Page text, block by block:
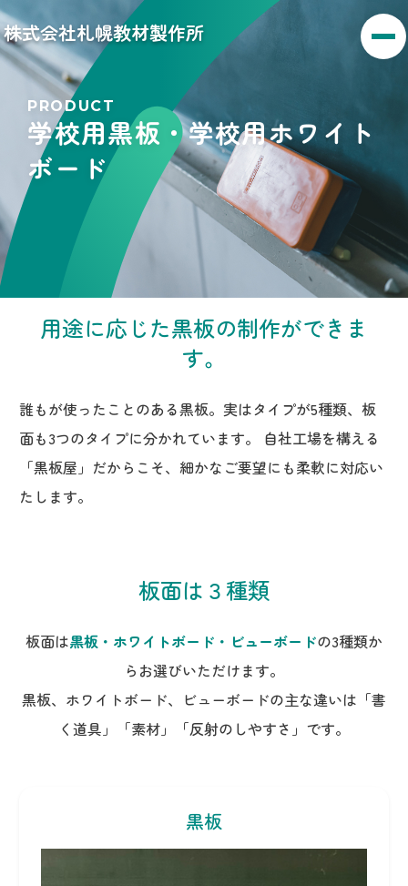
株式会社札幌教材製作所
PRODUCT
学校用黒板・学校用ホワイト
ボード
用途に応じた黒板の制作ができま
す。
誰もが使ったことのある黒板。実はタイプが5種類、板
面も3つのタイプに分かれています。 自社工場を構える
「黒板屋」だからこそ、細かなご要望にも柔軟に対応い
たします。
板面は３種類
板面は黒板・ホワイトボード・ビューボードの3種類か
らお選びいただけます。
黒板、ホワイトボード、ビューボードの主な違いは「書
く道具」「素材」「反射のしやすさ」です。
黒板